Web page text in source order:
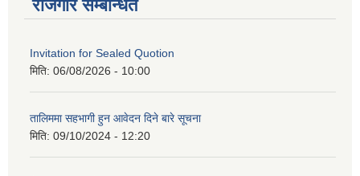
रोजगार सम्बन्धित
Invitation for Sealed Quotion
मिति: 06/08/2026 - 10:00
तालिममा सहभागी हुन आवेदन दिने बारे सूचना
मिति: 09/10/2024 - 12:20